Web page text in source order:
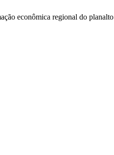
econômica regional do planalto